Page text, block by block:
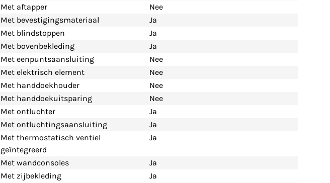
Met aftapper
Nee
Met bevestigingsmateriaal
Ja
Met blindstoppen
Ja
Met bovenbekleding
Ja
Met eenpuntsaansluiting
Nee
Met elektrisch element
Nee
Met handdoekhouder
Nee
Met handdoekuitsparing
Nee
Met ontluchter
Ja
Met ontluchtingsaansluiting
Ja
Met thermostatisch ventiel
geïntegreerd
Ja
Met wandconsoles
Ja
Met zijbekleding
Ja